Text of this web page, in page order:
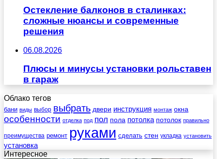
Остекление балконов в сталинках:
сложные нюансы и современные
решения
06.08.2026
Плюсы и минусы установки рольставен
в гараж
Облако тегов
бани виды выбор выбрать двери инструкция монтаж окна
особенности отделка под пол пола потолка потолок правильно
преимущества ремонт руками сделать стен укладка установить
установка
Интересное